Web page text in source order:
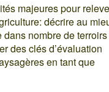
majeures pour
décrire au
nombre de terroirs
des clés d’évaluation
en tant que